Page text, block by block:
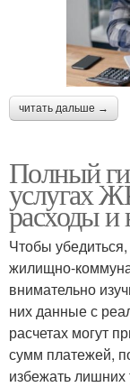
читать дальше →
Полный
услугах
расходы и
Чтобы
жилищно-
внимательно
них данные с
расчетах могут
сумм платежей,
избежать лишних